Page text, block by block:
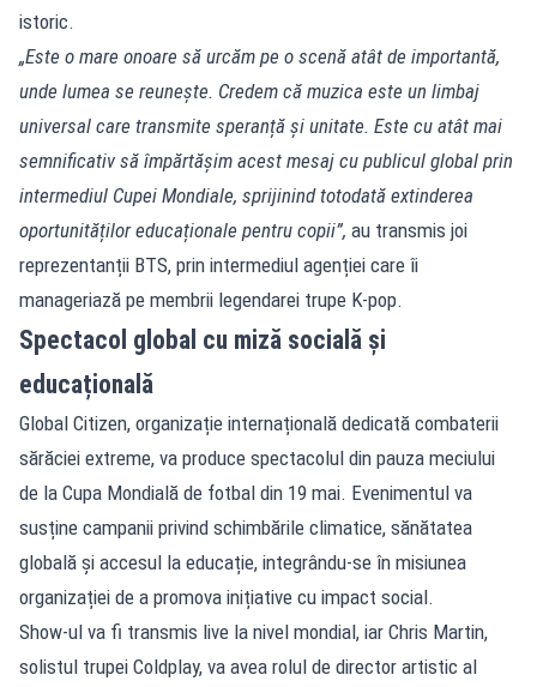
istoric.
„Este o mare onoare să urcăm pe o scenă atât de importantă,
unde lumea se reunește. Credem că muzica este un limbaj
universal care transmite speranță și unitate. Este cu atât mai
semnificativ să împărtășim acest mesaj cu publicul global prin
intermediul Cupei Mondiale, sprijinind totodată extinderea
oportunităților educaționale pentru copii”, au transmis joi
reprezentanții BTS, prin intermediul agenției care îi
manageriază pe membrii legendarei trupe K-pop.
Spectacol global cu miză socială și
educațională
Global Citizen, organizație internațională dedicată combaterii
sărăciei extreme, va produce spectacolul din pauza meciului
de la Cupa Mondială de fotbal din 19 mai. Evenimentul va
susține campanii privind schimbările climatice, sănătatea
globală și accesul la educație, integrându-se în misiunea
organizației de a promova inițiative cu impact social.
Show-ul va fi transmis live la nivel mondial, iar Chris Martin,
solistul trupei Coldplay, va avea rolul de director artistic al